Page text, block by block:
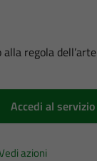
regola dell’arte
Accedi al servizio
azioni